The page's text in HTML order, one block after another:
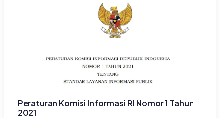
Peraturan Komisi Informasi RI Nomor 1 Tahun
2021